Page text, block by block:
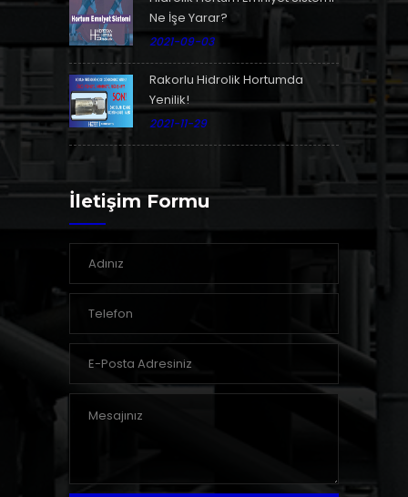
Ne İşe Yarar?
2021-09-03
Rakorlu Hidrolik Hortumda
Yenilik!
2021-11-29
İletişim Formu